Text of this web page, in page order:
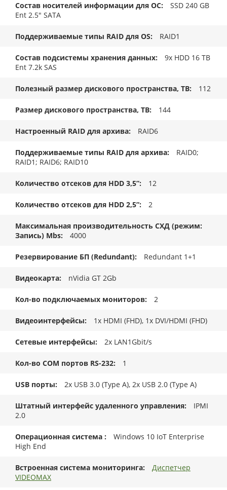
Состав носителей информации для ОС
SSD 240 GB
Ent 2.5" SATA
Поддерживаемые типы RAID для OS RAID1
Состав подсистемы хранения данных
9x HDD 16 TB
Ent 7.2k SAS
Полезный размер дискового пространства, TB 112
Размер дискового пространства, ТB 144
Настроенный RAID для архива RAID6
Поддерживаемые типы RAID для архива
RAID0;
RAID1; RAID6; RAID10
Количество отсеков для HDD 3,5” 12
Количество отсеков для HDD 2,5” 2
Максимальная производительность СХД (режим:
Запись) Mbs
4000
Резервирование БП (Redundant) Redundant 1+1
Видеокарта nVidia GT 2Gb
Кол-во подключаемых мониторов 2
Видеоинтерфейсы 1x HDMI (FHD), 1x DVI/HDMI (FHD)
Сетевые интерфейсы 2x LAN1Gbit/s
Кол-во COM портов RS-232 1
USB порты 2x USB 3.0 (Type A), 2x USB 2.0 (Type A)
Штатный интерфейс удаленного управления
IPMI
2.0
Операционная система
Windows 10 IoT Enterprise
High End
Встроенная система мониторинга
Диспетчер
VIDEOMAX